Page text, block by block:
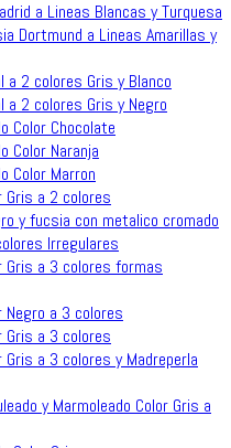
a Lineas Blancas y Turquesa
Dortmund a Lineas Amarillas y
a 2 colores Gris y Blanco
a 2 colores Gris y Negro
Color Chocolate
Color Naranja
Color Marron
Gris a 2 colores
y fucsia con metalico cromado
Irregulares
Gris a 3 colores formas
Negro a 3 colores
Gris a 3 colores
a 3 colores y Madreperla
y Marmoleado Color Gris a